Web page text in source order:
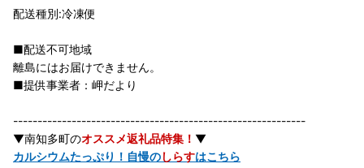
配送種別:冷凍便
■配送不可地域
離島にはお届けできません。
■提供事業者：岬だより
------------------------------------------------------------
▼南知多町のオススメ返礼品特集！ ▼
カルシウムたっぷり！自慢のしらすはこちら